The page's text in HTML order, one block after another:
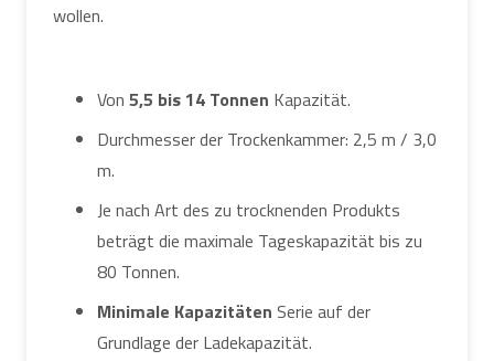
wollen.
Von 5,5 bis 14 Tonnen Kapazität.
Durchmesser der Trockenkammer: 2,5 m / 3,0
m.
Je nach Art des zu trocknenden Produkts
beträgt die maximale Tageskapazität bis zu
80 Tonnen.
Minimale Kapazitäten Serie auf der
Grundlage der Ladekapazität.